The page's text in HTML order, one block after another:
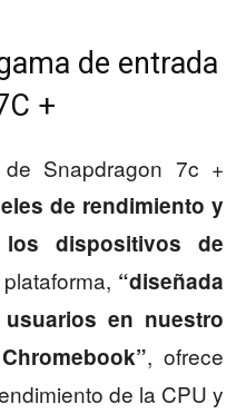
de entrada
+
Snapdragon 7c +
de rendimiento y
dispositivos de
“diseñada
en nuestro
, ofrece
de la CPU y